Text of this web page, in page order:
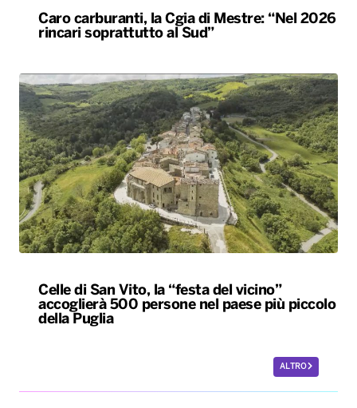
Caro carburanti, la Cgia di Mestre: “Nel 2026
rincari soprattutto al Sud”
Celle di San Vito, la “festa del vicino”
accoglierà 500 persone nel paese più piccolo
della Puglia
ALTRO